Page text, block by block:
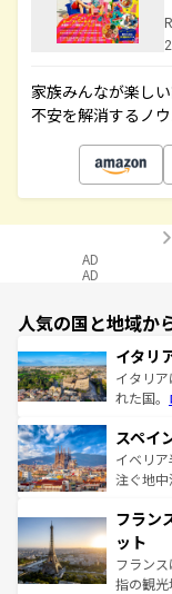
家族みんなが楽し
不安を解消するノ
AD
AD
人気の国と地域か
イタリ
イタリ
れた国。
ろん、
景など
ピザや
ませて
なお、新
しい。
スペイ
イベリ
注ぐ地
文化が
れる闘
る。首
アート
フラン
ット
フラン
指の観